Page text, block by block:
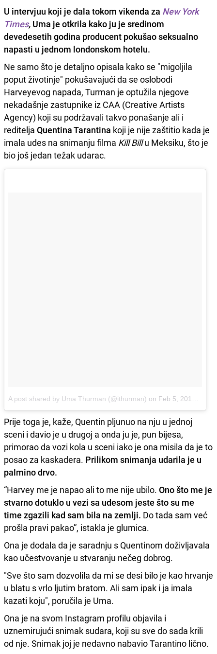
U intervjuu koji je dala tokom vikenda za New York
Times, Uma je otkrila kako ju je sredinom
devedesetih godina producent pokušao seksualno
napasti u jednom londonskom hotelu.
Ne samo što je detaljno opisala kako se "migoljila
poput životinje" pokušavajući da se oslobodi
Harveyevog napada, Turman je optužila njegove
nekadašnje zastupnike iz CAA (Creative Artists
Agency) koji su podržavali takvo ponašanje ali i
reditelja Quentina Tarantina koji je nije zaštitio kada je
imala udes na snimanju filma Kill Billu Meksiku, što je
bio još jedan težak udarac.
A post shared by Uma Thurman (@ithurman) on Feb 5, 2018 at 10:15am PST
Prije toga je, kaže, Quentin pljunuo na nju u jednoj
sceni i davio je u drugoj a onda ju je, pun bijesa,
primorao da vozi kola u sceni iako je ona misila da je to
posao za kaskadera. Prilikom snimanja udarila je u
palmino drvo.
“Harvey me je napao ali to me nije ubilo. Ono što me je
stvarno dotuklo u vezi sa udesom jeste što su me
time zgazili kad sam bila na zemlji. Do tada sam već
prošla pravi pakao”, istakla je glumica.
Ona je dodala da je saradnju s Quentinom doživljavala
kao učestvovanje u stvaranju nečeg dobrog.
"Sve što sam dozvolila da mi se desi bilo je kao hrvanje
u blatu s vrlo ljutim bratom. Ali sam ipak i ja imala
kazati koju", poručila je Uma.
Ona je na svom Instagram profilu objavila i
uznemirujući snimak sudara, koji su sve do sada krili
od nje. Snimak joj je nedavno nabavio Tarantino lično.